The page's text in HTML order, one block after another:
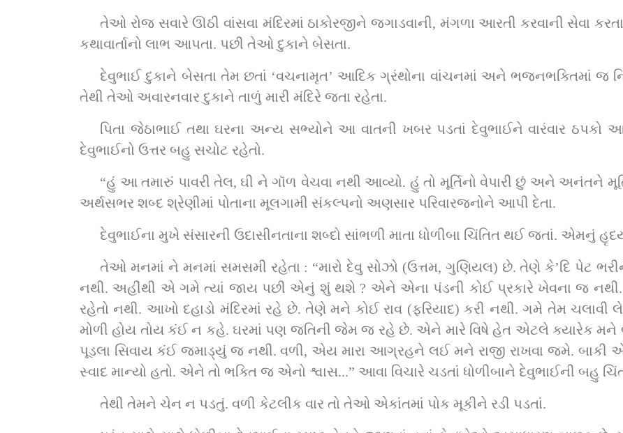
તેઓ રોજ સવારે ઊઠી વાંસવા મંદિરમાં ઠાકોરજીને જગાડવાની, મંગળા આરતી કરવાની સેવા
કથાવાર્તાનો લાભ આપતા. પછી તેઓ દુકાને બેસતા.
દેવુભાઈ દુકાને બેસતા તેમ છતાં ‘વચનામૃત’ આદિક ગ્રંથોના વાંચનમાં અને ભજનભક્તિમાં જ
તેથી તેઓ અવારનવાર દુકાને તાળું મારી મંદિરે જતા રહેતા.
પિતા જેઠાભાઈ તથા ઘરના અન્ય સભ્યોને આ વાતની ખબર પડતાં દેવુભાઈને વારંવાર ઠપકો
દેવુભાઈનો ઉત્તર બહુ સચોટ રહેતો.
“હું આ તમારું પાવરી તેલ, ઘી ને ગૉળ વેચવા નથી આવ્યો. હું તો મૂર્તિનો વેપારી છું અને અનંતને
અર્થસભર શબ્દ શ્રેણીમાં પોતાના મૂલગામી સંકલ્પનો અણસાર પરિવારજનોને આપી દેતા.
દેવુભાઈના મુખે સંસારની ઉદાસીનતાના શબ્દો સાંભળી માતા ધોળીબા ચિંતિત થઈ જતાં. એમનું
તેઓ મનમાં ને મનમાં સમસમી રહેતા : “મારો દેવુ સોઝો (ઉત્તમ, ગુણિયલ) છે. તેણે કે’દિ પેટ
નથી. અહીંથી એ ગમે ત્યાં જાય પછી એનું શું થશે ? એને એના પંડની કોઈ પ્રકારે ખેવના જ નથી.
રહેતો નથી. આખો દહાડો મંદિરમાં રહે છે. તેણે મને કોઈ રાવ (ફરિયાદ) કરી નથી. ગમે તેમ ચલાવી
મોળી હોય તોય કંઈ ન કહે. ઘરમાં પણ જતિની જેમ જ રહે છે. એને મારે વિષે હેત એટલે ક્યારેક મને
પૂડલા સિવાય કંઈ જમાડ્યું જ નથી. વળી, એય મારા આગ્રહને લઈ મને રાજી રાખવા જમે. બાકી
સ્વાદ માન્યો હતો. એને તો ભક્તિ જ એનો શ્વાસ...” આવા વિચારે ચડતાં ધોળીબાને દેવુભાઈની બહુ
તેથી તેમને ચેન ન પડતું. વળી કેટલીક વાર તો તેઓ એકાંતમાં પોક મૂકીને રડી પડતાં.